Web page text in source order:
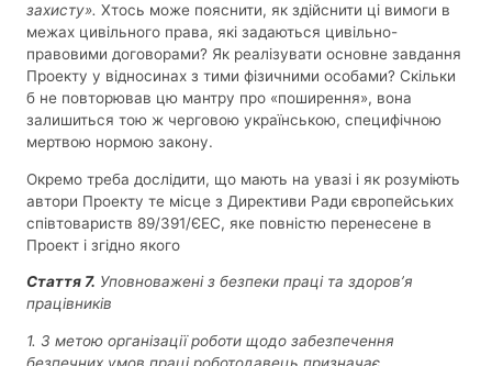
захисту». Хтось може пояснити, як здійснити ці вимоги в
межах цивільного права, які задаються цивільно-
правовими договорами? Як реалізувати основне завдання
Проекту у відносинах з тими фізичними особами? Скільки
б не повторював цю мантру про «поширення», вона
залишиться тою ж черговою українською, специфічною
мертвою нормою закону.
Окремо треба дослідити, що мають на увазі і як розуміють
автори Проекту те місце з Директиви Ради європейських
співтовариств 89/391/ЄЕС, яке повністю перенесене в
Проект і згідно якого
Стаття 7. Уповноважені з безпеки праці та здоров’я
працівників
1. З метою організації роботи щодо забезпечення